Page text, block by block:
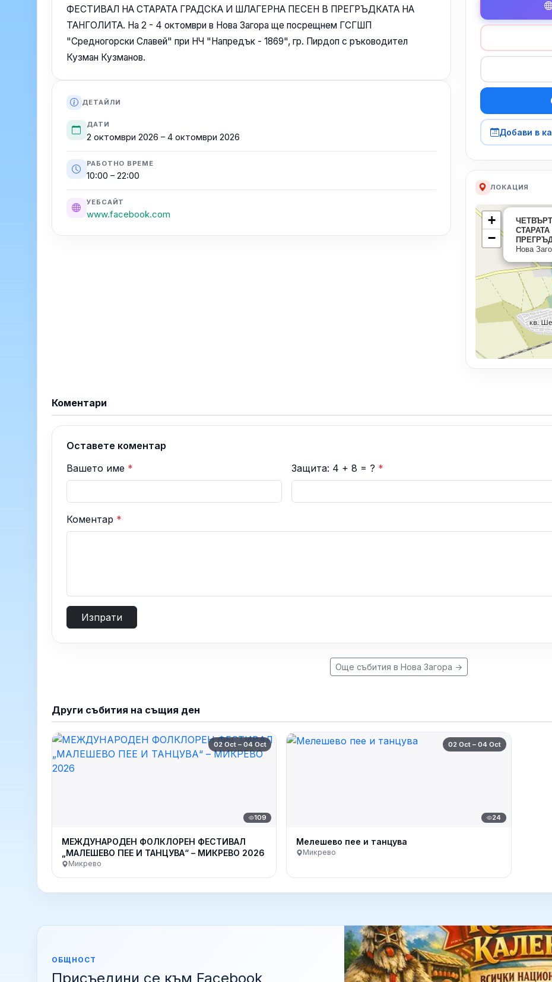
ФЕСТИВАЛ НА СТАРАТА ГРАДСКА И ШЛАГЕРНА ПЕСЕН В ПРЕГРЪДКАТА НА
ТАНГОЛИТА. На 2 - 4 октомври в Нова Загора ще посрещнем ГСГШП
"Средногорски Славей" при НЧ "Напредък - 1869", гр. Пирдоп с ръководител
Кузман Кузманов.
ДЕТАЙЛИ
ДАТИ
2 октомври 2026 – 4 октомври 2026
РАБОТНО ВРЕМЕ
10:00 – 22:00
УЕБСАЙТ
www.facebook.com
Добави в
ЛОКАЦИЯ
Нова
+
−
Коментари
Оставете коментар
Вашето име * Защита: 4 + 8 = ? *
Коментар *
Изпрати
Още събития в Нова Загора →
Други събития на същия ден
02 Oct – 04 Oct
109
МЕЖДУНАРОДЕН ФОЛКЛОРЕН ФЕСТИВАЛ
„МАЛЕШЕВО ПЕЕ И ТАНЦУВА“ – МИКРЕВО 2026
Микрево
02 Oct – 04 Oct
24
Мелешево пее и танцува
Микрево
ОБЩНОСТ
Присъедини се към Facebook